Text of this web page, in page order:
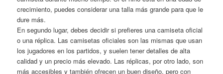
crecimiento, puedes considerar una talla más grande para que le
dure más.
En segundo lugar, debes decidir si prefieres una camiseta oficial
o una réplica. Las camisetas oficiales son las mismas que usan
los jugadores en los partidos, y suelen tener detalles de alta
calidad y un precio más elevado. Las réplicas, por otro lado, son
más accesibles y también ofrecen un buen diseño, pero con